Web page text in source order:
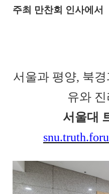
주최 만찬회 인사에서
서울과 평양, 북
유와
서울대